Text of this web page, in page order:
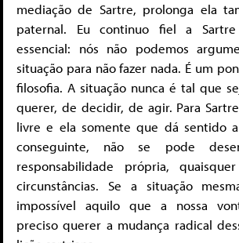
mediação de Sartre, prolonga ela
paternal. Eu continuo fiel a
essencial: nós não podemos
situação para não fazer nada. É um
filosofia. A situação nunca é tal que
querer, de decidir, de agir. Para
livre e ela somente que dá sentido
conseguinte, não se pode
responsabilidade própria,
circunstâncias. Se a situação
impossível aquilo que a nossa
preciso querer a mudança radical